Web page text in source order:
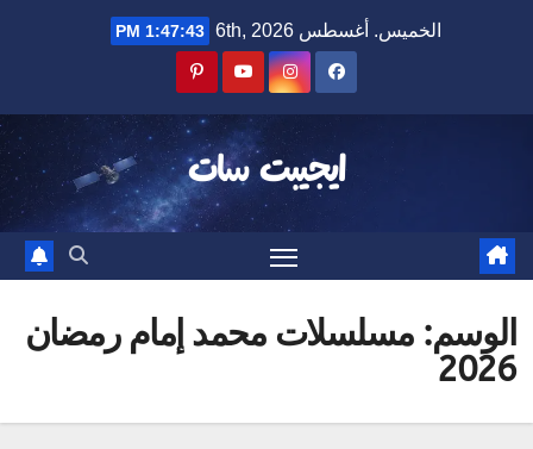
الخميس. أغسطس 6th, 2026 1:47:43 PM
ايجيبت سات
الوسم:مسلسلات محمد إمام رمضان
2026